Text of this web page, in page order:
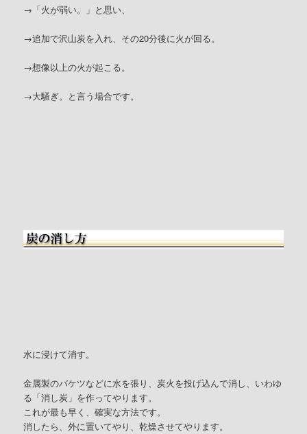
→「火が弱い。」と思い、
→追加で沢山炭を入れ、その20分後に火が回る。
→想像以上の火が起こる。
→大騒ぎ。と言う場合です。
水に浸けて消す。
金属製のバケツなどに水を張り、炭火を投げ込んで消し、いわゆ
る「消し炭」を作ってやります。
これが最も早く、確実な方法です。
消したら、外に置いてやり、乾燥させてやります。